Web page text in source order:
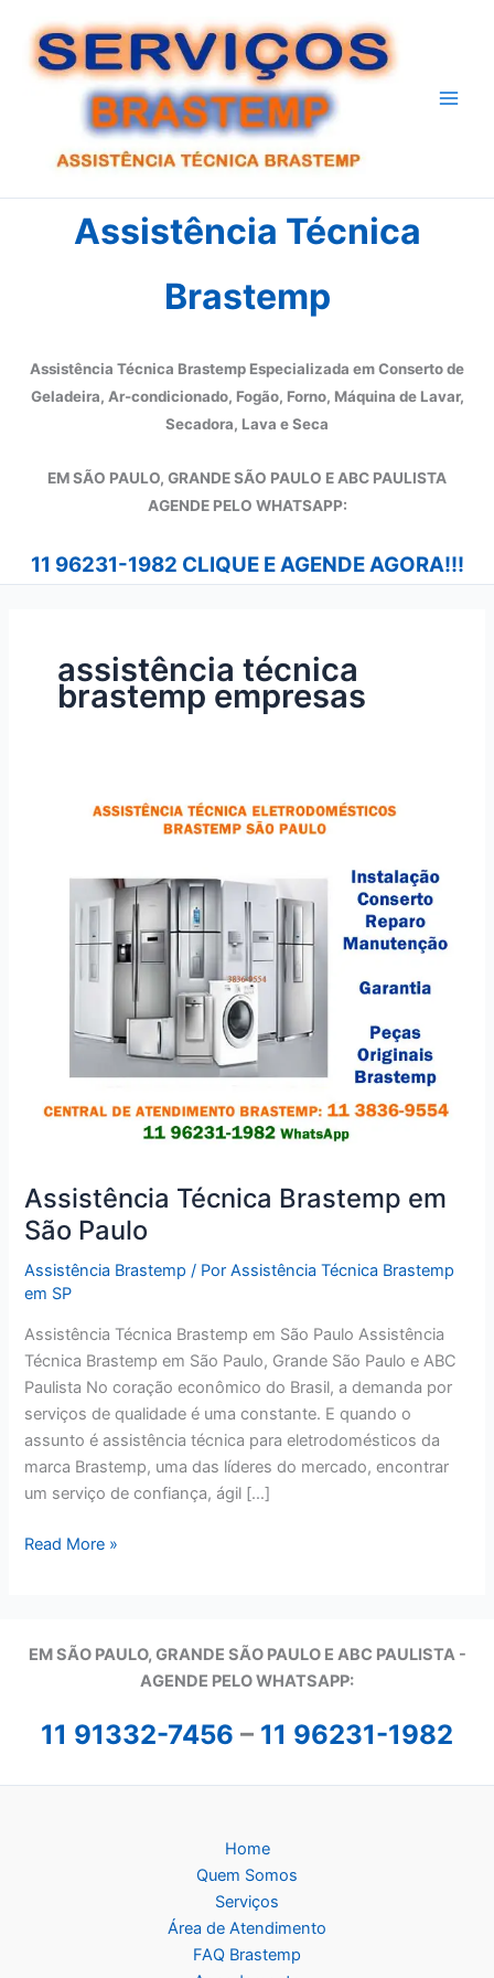
para
Assistência Técnica
Brastemp
Assistência Técnica Brastemp Especializada em Conserto de
Geladeira, Ar-condicionado, Fogão, Forno, Máquina de Lavar,
Secadora, Lava e Seca
EM SÃO PAULO, GRANDE SÃO PAULO E ABC PAULISTA
AGENDE PELO WHATSAPP:
11 96231-1982 CLIQUE E AGENDE AGORA!!!
assistência técnica
brastemp empresas
Assistência Técnica Brastemp em
São Paulo
Assistência Brastemp / PorAssistência Técnica Brastemp
em SP
Assistência Técnica Brastemp em São Paulo Assistência
Técnica Brastemp em São Paulo, Grande São Paulo e ABC
Paulista No coração econômico do Brasil, a demanda por
serviços de qualidade é uma constante. E quando o
assunto é assistência técnica para eletrodomésticos da
marca Brastemp, uma das líderes do mercado, encontrar
um serviço de confiança, ágil […]
Assistência
São
Read More »
EM SÃO PAULO, GRANDE SÃO PAULO E ABC PAULISTA -
AGENDE PELO WHATSAPP:
11 91332-7456 – 11 96231-1982
Home
Quem Somos
Serviços
Área de Atendimento
FAQ Brastemp